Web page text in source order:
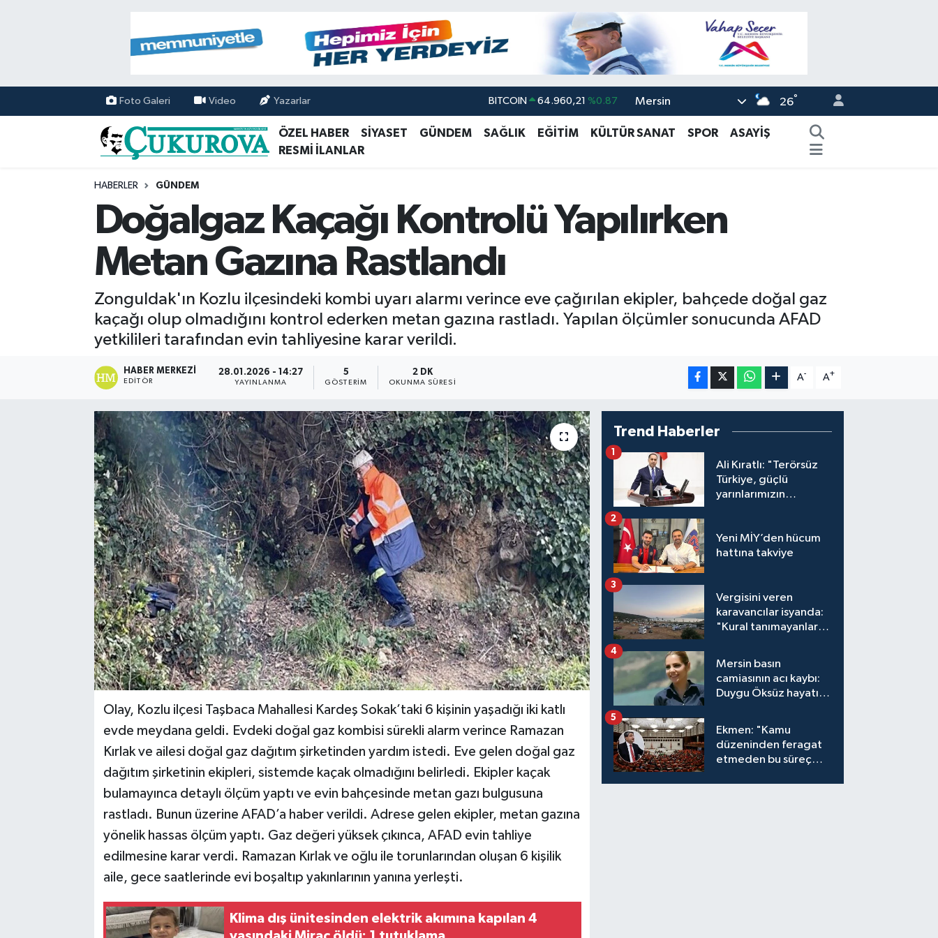
Foto Galeri Video Yazarlar DOLAR 47,7436 %0.18
EURO 55,2510 %0.32
BITCOIN 64.960,21 %0.87
Mersin 26°
ÖZEL HABER SİYASET GÜNDEM SAĞLIK EĞİTİM KÜLTÜR SANAT SPOR
ASAYİŞ
RESMİ İLANLAR
HABERLER GÜNDEM
Doğalgaz Kaçağı Kontrolü Yapılırken
Metan Gazına Rastlandı
Zonguldak'ın Kozlu ilçesindeki kombi uyarı alarmı verince eve çağırılan ekipler, bahçede doğal gaz
kaçağı olup olmadığını kontrol ederken metan gazına rastladı. Yapılan ölçümler sonucunda AFAD
yetkilileri tarafından evin tahliyesine karar verildi.
HABER MERKEZI
EDITÖR
28.01.2026 - 14:27
YAYINLANMA
5
GÖSTERIM
2 DK
OKUNMA SÜRESI
A- A+
Olay, Kozlu ilçesi Taşbaca Mahallesi Kardeş Sokak’taki 6 kişinin yaşadığı iki katlı
evde meydana geldi. Evdeki doğal gaz kombisi sürekli alarm verince Ramazan
Kırlak ve ailesi doğal gaz dağıtım şirketinden yardım istedi. Eve gelen doğal gaz
dağıtım şirketinin ekipleri, sistemde kaçak olmadığını belirledi. Ekipler kaçak
bulamayınca detaylı ölçüm yaptı ve evin bahçesinde metan gazı bulgusuna
rastladı. Bunun üzerine AFAD’a haber verildi. Adrese gelen ekipler, metan gazına
yönelik hassas ölçüm yaptı. Gaz değeri yüksek çıkınca, AFAD evin tahliye
edilmesine karar verdi. Ramazan Kırlak ve oğlu ile torunlarından oluşan 6 kişilik
aile, gece saatlerinde evi boşaltıp yakınlarının yanına yerleşti.
Klima dış ünitesinden elektrik akımına kapılan 4
Trend Haberler
Ali Kıratlı: "Terörsüz
Türkiye, güçlü
yarınlarımızın
1
Yeni MİY’den hücum
hattına takviye
2
Vergisini veren
karavancılar isyanda:
"Kural tanımayanlar
3
Mersin basın
camiasının acı kaybı:
Duygu Öksüz hayatını
4
Ekmen: "Kamu
düzeninden feragat
etmeden bu süreç
5
Mersin Nöbetçi Eczaneler
Mersin Hava Durumu
Mersin Namaz Vakitleri
Mersin Trafik Yoğunluk Haritası
Tüm Manşetler
Son Dakika Haberleri
Haber Arşivi